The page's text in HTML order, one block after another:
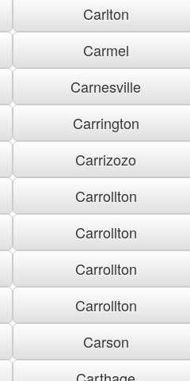
Carlton
Carmel
Carnesville
Carrington
Carrizozo
Carrollton
Carrollton
Carrollton
Carrollton
Carson